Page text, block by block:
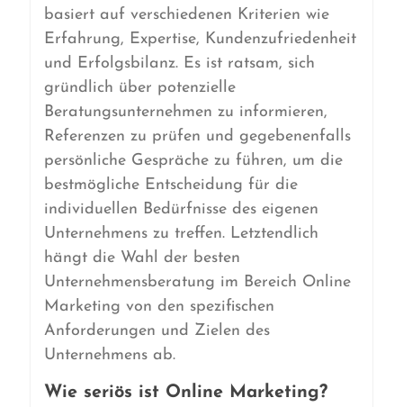
basiert auf verschiedenen Kriterien wie
Erfahrung, Expertise, Kundenzufriedenheit
und Erfolgsbilanz. Es ist ratsam, sich
gründlich über potenzielle
Beratungsunternehmen zu informieren,
Referenzen zu prüfen und gegebenenfalls
persönliche Gespräche zu führen, um die
bestmögliche Entscheidung für die
individuellen Bedürfnisse des eigenen
Unternehmens zu treffen. Letztendlich
hängt die Wahl der besten
Unternehmensberatung im Bereich Online
Marketing von den spezifischen
Anforderungen und Zielen des
Unternehmens ab.
Wie seriös ist Online Marketing?